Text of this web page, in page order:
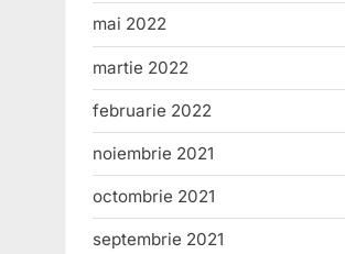
mai 2022
martie 2022
februarie 2022
noiembrie 2021
octombrie 2021
septembrie 2021